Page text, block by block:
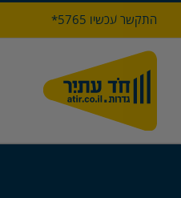
לתוכןהתקשר עכשיו 5765*